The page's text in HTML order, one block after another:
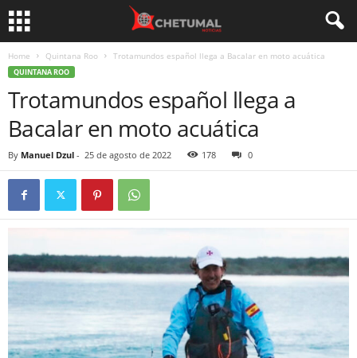
Home Quintana Roo Trotamundos español llega a Bacalar en moto acuática
QUINTANA ROO
Trotamundos español llega a
Bacalar en moto acuática
By Manuel Dzul - 25 de agosto de 2022 178 0